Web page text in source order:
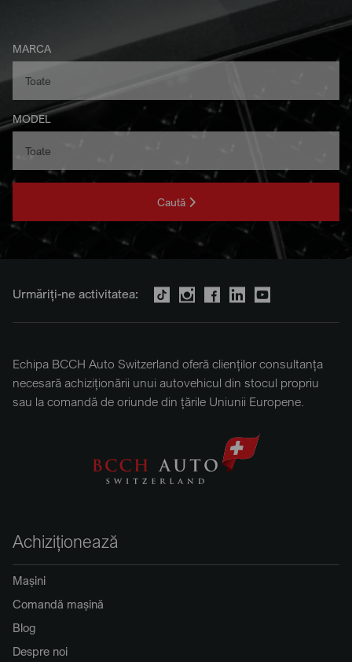
MARCA
MODEL
Caută
Urmăriți-ne activitatea:
Echipa BCCH Auto Switzerland oferă clienților consultanța
necesară achiziționării unui autovehicul din stocul propriu
sau la comandă de oriunde din țările Uniunii Europene.
Achiziționează
Mașini
Comandă mașină
Blog
Despre noi